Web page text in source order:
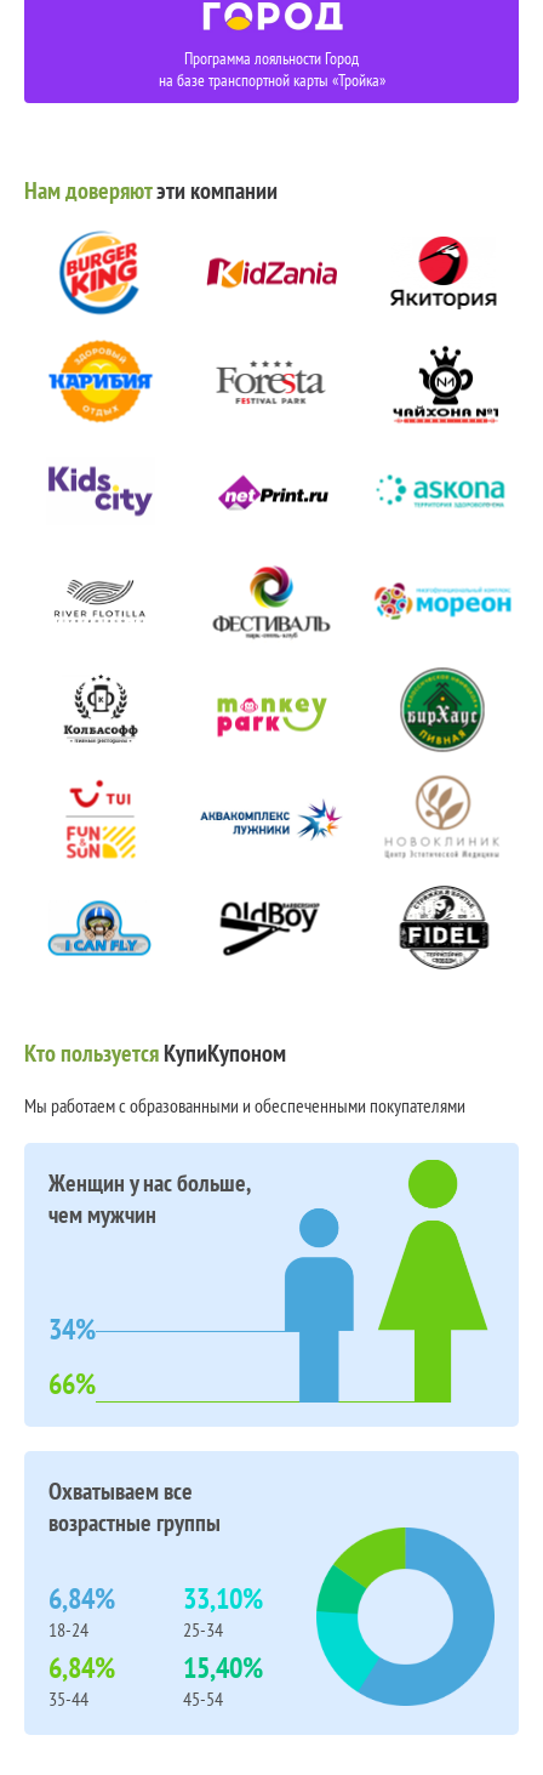
Программа лояльности Город
на базе транспортной карты «Тройка»
Нам доверяютэти компании
Кто пользуетсяКупиКупоном
Мы работаем с образованными и обеспеченными покупателями
Женщин у нас больше,
чем мужчин
34%
66%
Охватываем все
возрастные группы
6,84%
18-24
33,10%
25-34
6,84%
35-44
15,40%
45-54